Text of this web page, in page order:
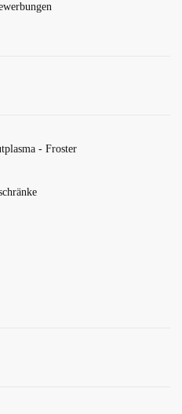
- Froster